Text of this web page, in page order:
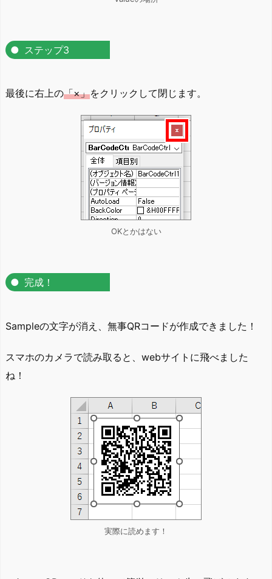
ステップ3
最後に右上の「×」をクリックして閉じます。
OKとかはない
完成！
Sampleの文字が消え、無事QRコードが作成できました！
スマホのカメラで読み取ると、webサイトに飛べました
ね！
実際に読めます！